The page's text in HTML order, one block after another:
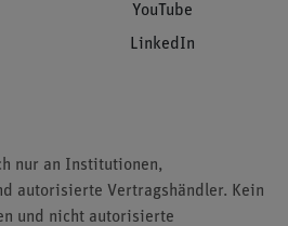
YouTube
LinkedIn
nur an Institutionen,
autorisierte Vertragshändler. Kein
und nicht autorisierte